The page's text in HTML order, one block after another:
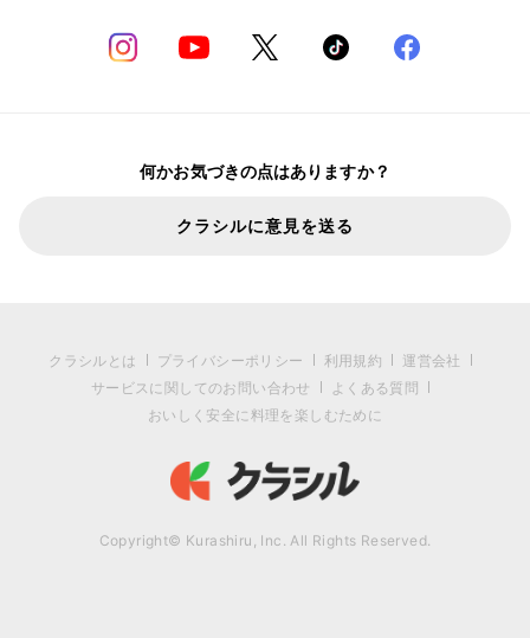
何かお気づきの点はありますか？
クラシルに意見を送る
クラシルとは プライバシーポリシー 利用規約
運営会社
サービスに関してのお問い合わせ
よくある質問
おいしく安全に料理を楽しむために
Copyright© Kurashiru, Inc. All Rights Reserved.